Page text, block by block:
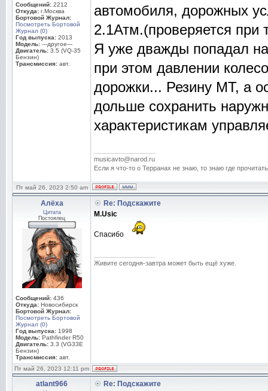
Сообщений: 2212
Откуда: г.Москва
Бортовой Журнал:
Посмотреть Бортовой
Журнал (0)
Год выпуска: 2013
Модель: ---другое---
Двигатель: 3.5 (VQ-35
Бензин)
Трансмиссия: авт.
автомобиля, дорожных
2.1Атм.(проверяется при
Я уже дважды попадал
при этом давлении
дорожки... Резину МТ, а
дольше сохранить
характеристикам
musicavto@narod.ru
Если я что-то о Терранах не знаю, то знаю где
Пт май 26, 2023 2:50 am
Алёха
Цитата
Постоялец
Сообщений: 436
Откуда: Новосибирск
Бортовой Журнал:
Посмотреть Бортовой
Журнал (0)
Год выпуска: 1998
Модель: Pathfinder R50
Двигатель: 3.3 (VG33E
Бензин)
Трансмиссия: авт.
Re: Подскажите
M.Usic
Спасибо
Живите сегодня-завтра может быть ещё хуже.
Пт май 26, 2023 12:11 pm
atlant966
Re: Подскажите